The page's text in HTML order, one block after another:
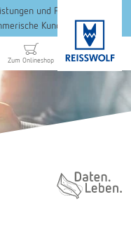
und Produkte richten
Kunden.
Zum Onlineshop
Daten. Leben.